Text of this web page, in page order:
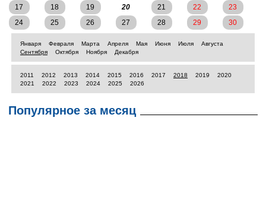
17
18 19 20 21 22
23
24
25 26 27 28 29 30
Января Февраля Марта Апреля Мая Июня Июля
Августа
Сентября
Октября Ноября Декабря
2011 2012 2013 2014 2015 2016 2017 2018 2019
2020
2021
2022 2023 2024 2025 2026
Популярное за месяц